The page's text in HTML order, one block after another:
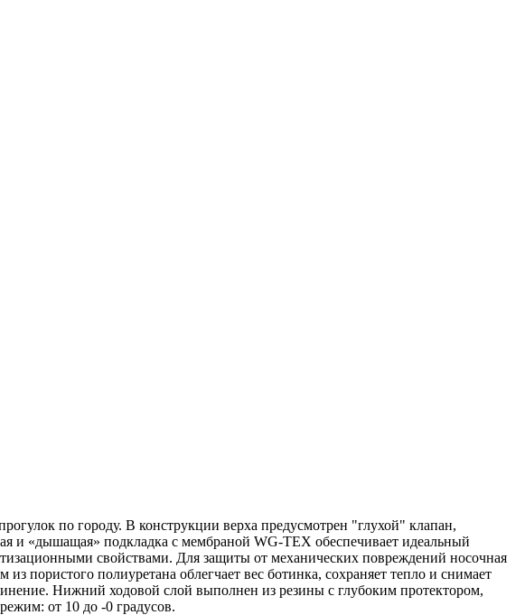
по городу. В конструкции верха предусмотрен "глухой" клапан,
и «дышащая» подкладка с мембраной WG-TEX обеспечивает идеальный
свойствами. Для защиты от механических повреждений носочная
пористого полиуретана облегчает вес ботинка, сохраняет тепло и снимает
Нижний ходовой слой выполнен из резины с глубоким протектором,
от 10 до -0 градусов.